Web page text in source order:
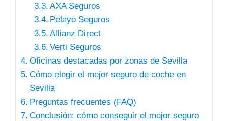
AXA Seguros
Pelayo Seguros
Allianz Direct
Verti Seguros
Oficinas destacadas por zonas de Sevilla
Cómo elegir el mejor seguro de coche en
Sevilla
Preguntas frecuentes (FAQ)
Conclusión: cómo conseguir el mejor seguro